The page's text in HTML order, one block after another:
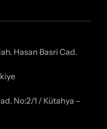
Hasan Basri Cad.
No:2/1 / Kütahya –